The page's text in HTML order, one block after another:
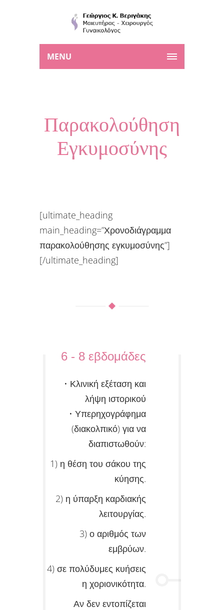
MENU
Παρακολούθηση
Εγκυμοσύνης
[ultimate_heading
main_heading=”Χρονοδιάγραμμα
παρακολούθησης εγκυμοσύνης”]
[/ultimate_heading]
6 - 8 εβδομάδες
• Κλινική εξέταση και
λήψη ιστορικού
• Υπερηχογράφημα
(διακολπικό) για να
διαπιστωθούν:
1) η θέση του σάκου της
κύησης.
2) η ύπαρξη καρδιακής
λειτουργίας.
3) ο αριθμός των
εμβρύων.
4) σε πολύδυμες κυήσεις
η χοριονικότητα.
Αν δεν εντοπίζεται